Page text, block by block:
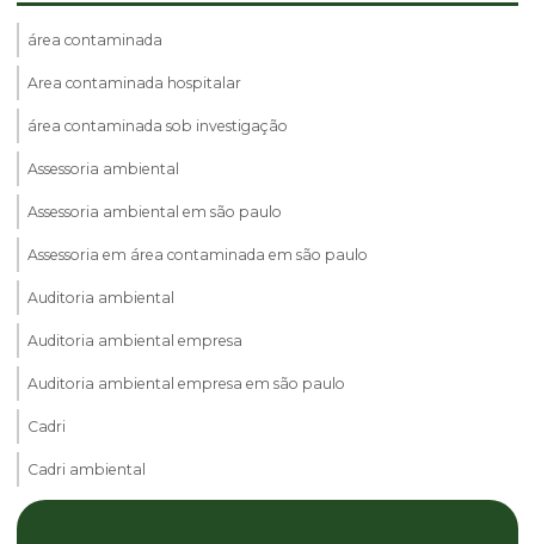
área contaminada
Area contaminada hospitalar
área contaminada sob investigação
Assessoria ambiental
Assessoria ambiental em são paulo
Assessoria em área contaminada em são paulo
Auditoria ambiental
Auditoria ambiental empresa
Auditoria ambiental empresa em são paulo
Cadri
Cadri ambiental
Cadri ambiental em são paulo